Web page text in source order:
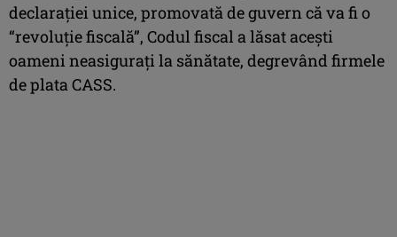
declaraţiei unice, promovată de guvern că va fi o
“revoluţie fiscală”, Codul fiscal a lăsat aceşti
oameni neasiguraţi la sănătate, degrevând firmele
de plata CASS.